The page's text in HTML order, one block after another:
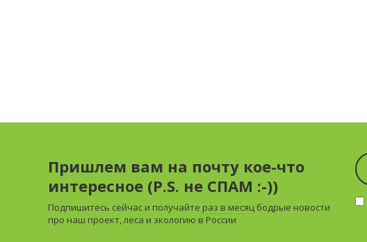
Пришлем вам на почту кое-что
интересное (P.S. не СПАМ :-))
Подпишитесь сейчас и получайте раз в месяц бодрые новости
про наш проект, леса и экологию в России